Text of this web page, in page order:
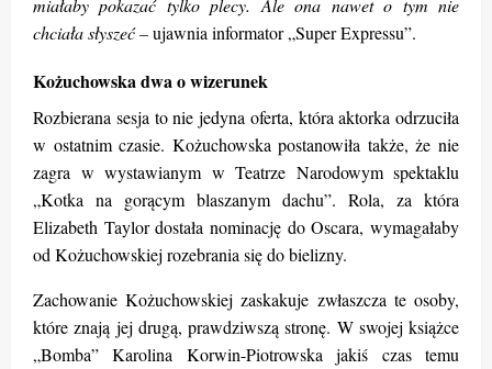
miałaby pokazać tylko plecy. Ale ona nawet o tym nie
chciała słyszeć –ujawnia informator „Super Expressu”.
Kożuchowska dwa o wizerunek
Rozbierana sesja to nie jedyna oferta, która aktorka odrzuciła
w ostatnim czasie. Kożuchowska postanowiła także, że nie
zagra w wystawianym w Teatrze Narodowym spektaklu
„Kotka na gorącym blaszanym dachu”. Rola, za która
Elizabeth Taylor dostała nominację do Oscara, wymagałaby
od Kożuchowskiej rozebrania się do bielizny.
Zachowanie Kożuchowskiej zaskakuje zwłaszcza te osoby,
które znają jej drugą, prawdziwszą stronę. W swojej książce
„Bomba” Karolina Korwin-Piotrowska jakiś czas temu